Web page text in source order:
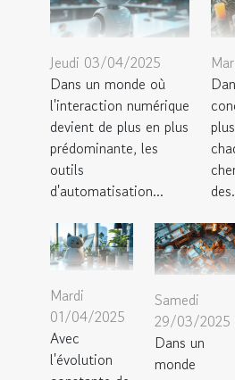
Jeudi 03/04/2025
Dans un monde où
l'interaction numérique
devient de plus en plus
prédominante, les
outils
d'automatisation...
Mardi
01/04/2025
Avec
l'évolution
Samedi
29/03/2025
Dans un
monde